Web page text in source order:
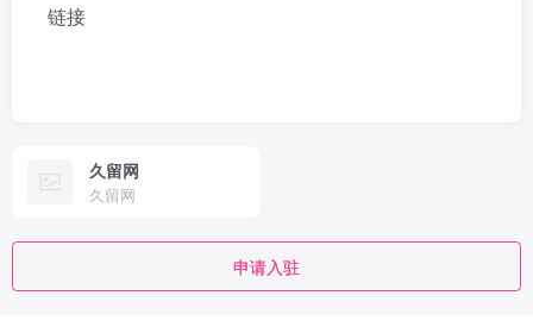
链接
久留网
久留网
申请入驻